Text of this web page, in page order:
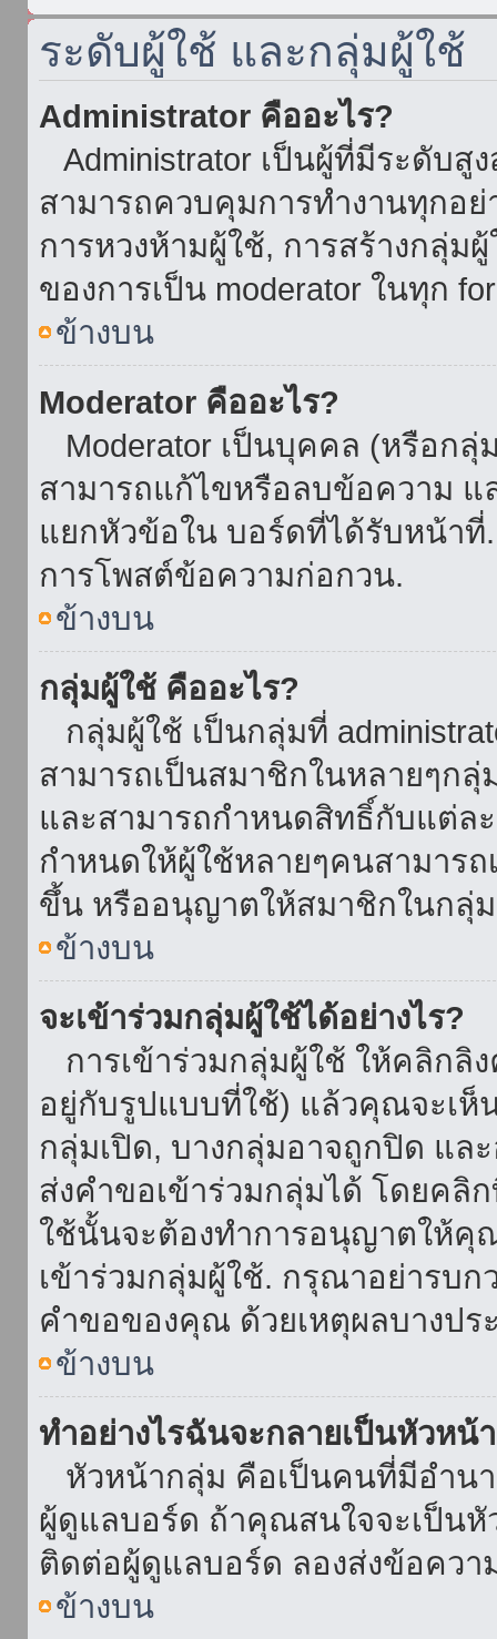
ระดับผู้ใช้ และกลุ่มผู้ใช้
Administrator คืออะไร?
Administrator เป็นผู้ที่มีระดับ
สามารถควบคุมการทำงานทุกอ
การหวงห้ามผู้ใช้, การสร้างกลุ่ม
ของการเป็น moderator ในทุก
ข้างบน
Moderator คืออะไร?
Moderator เป็นบุคคล (หรือก
สามารถแก้ไขหรือลบข้อความ แ
แยกหัวข้อใน บอร์ดที่ได้รับหน้าที่
การโพสต์ข้อความก่อกวน.
ข้างบน
กลุ่มผู้ใช้ คืออะไร?
กลุ่มผู้ใช้ เป็นกลุ่มที่
สามารถเป็นสมาชิกในหลายๆก
และสามารถกำหนดสิทธิ์กับแต่ล
กำหนดให้ผู้ใช้หลายๆคนสามารถ
ขึ้น หรืออนุญาตให้สมาชิกในกลุ่ม
ข้างบน
จะเข้าร่วมกลุ่มผู้ใช้ได้อย่างไร?
การเข้าร่วมกลุ่มผู้ใช้ ให้คลิก
อยู่กับรูปแบบที่ใช้) แล้วคุณจะเห็
กลุ่มเปิด, บางกลุ่มอาจถูกปิด แ
ส่งคำขอเข้าร่วมกลุ่มได้ โดยคลิ
ใช้นั้นจะต้องทำการอนุญาตให้คุ
เข้าร่วมกลุ่มผู้ใช้. กรุณาอย่ารบก
คำขอของคุณ ด้วยเหตุผลบางปร
ข้างบน
ทำอย่างไรฉันจะกลายเป็นหัวหน้
หัวหน้ากลุ่ม คือเป็นคนที่มีอำนา
ผู้ดูแลบอร์ด ถ้าคุณสนใจจะเป็น
ติดต่อผู้ดูแลบอร์ด ลองส่งข้อคว
ข้างบน